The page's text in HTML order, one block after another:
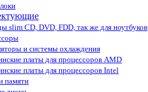
slim CD, DVD, FDD, так же для ноутбуков
и системы охлаждения
платы для процессоров AMD
платы для процессоров Intel
памяти